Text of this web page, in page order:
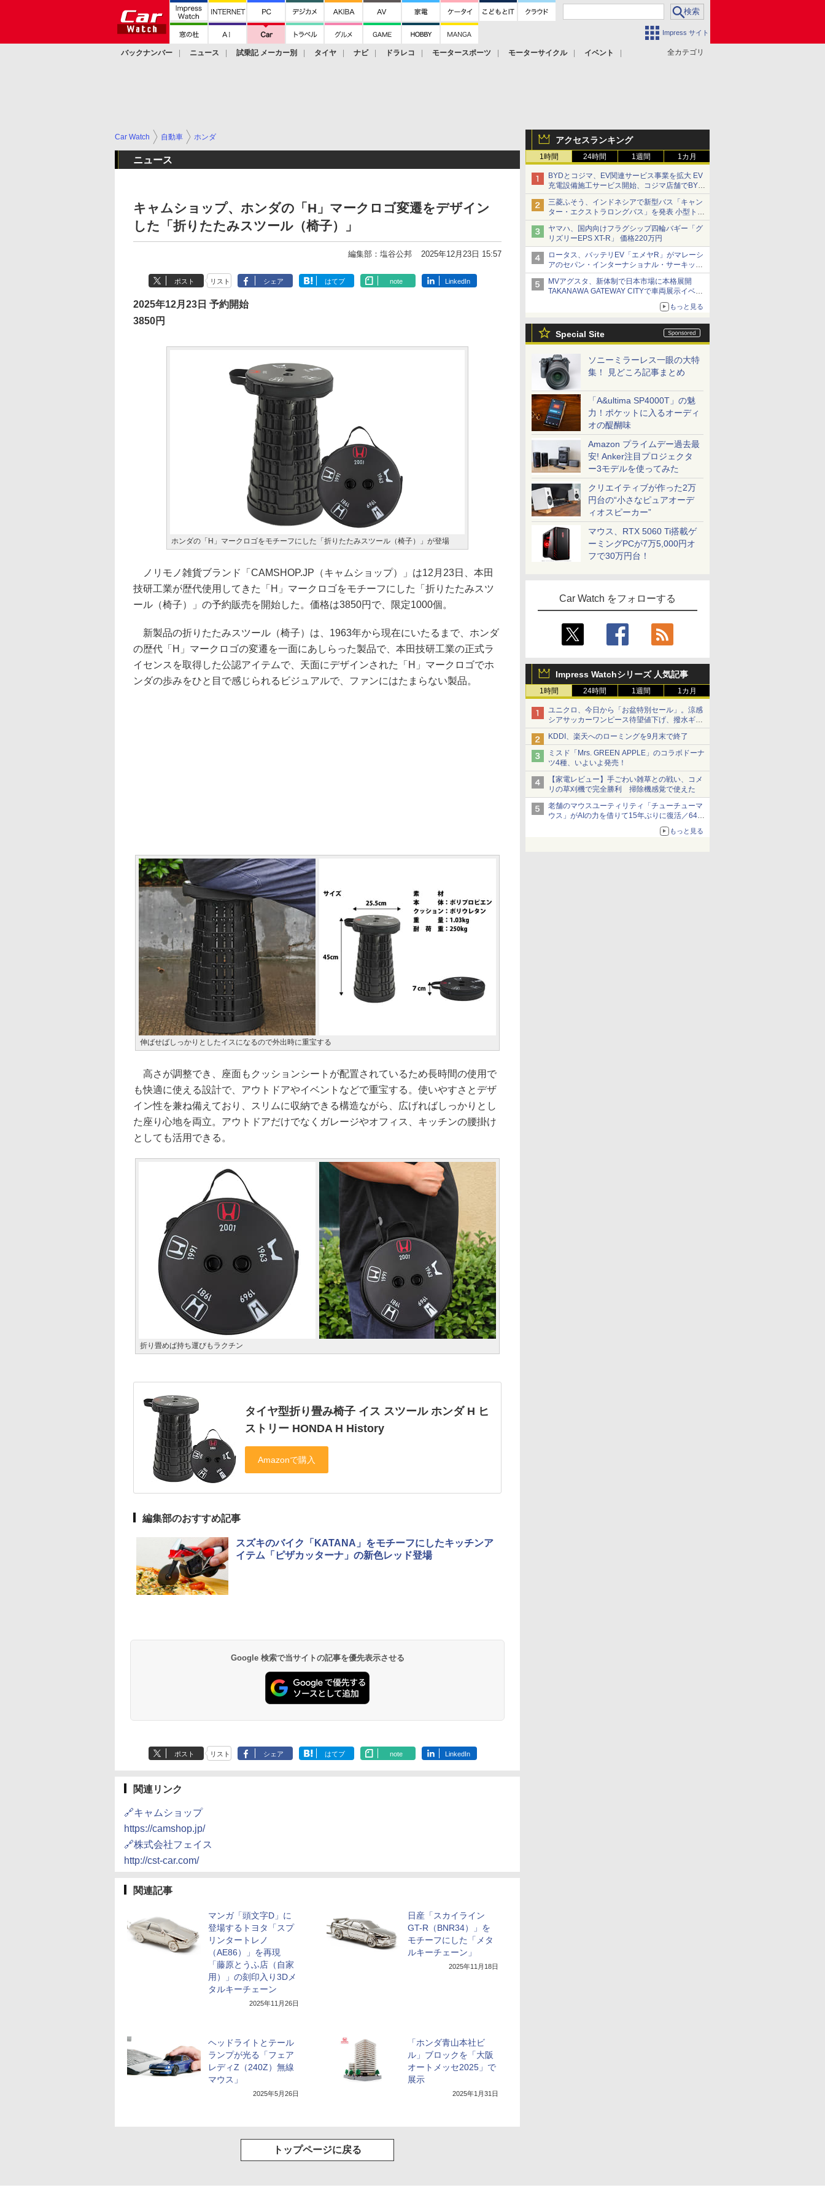
Impress サイト
全カテゴリ
バックナンバー ニュース 試乗記 メーカー別 タイヤ ナビ ドラレコ モータースポーツ モーターサイクル
イベント
アクセスランキング
1時間 24時間 1週間 1カ月
BYDとコジマ、EV関連サービス事業を拡大 EV
充電設備施工サービス開始、コジマ店舗でBYD
車の展示・試乗イベントを強化
三菱ふそう、インドネシアで新型バス「キャン
ター・エクストラロングバス」を発表 小型トラ
ックベースの観光・旅客輸送向けバス
ヤマハ、国内向けフラグシップ四輪バギー「グ
リズリーEPS XT-R」 価格220万円
ロータス、バッテリEV「エメヤR」がマレーシ
アのセパン・インターナショナル・サーキット
のBEV最速タイムを樹立
MVアグスタ、新体制で日本市場に本格展開
TAKANAWA GATEWAY CITYで車両展示イベン
もっと見る
Special Site
ソニーミラーレス一眼の大特
集！ 見どころ記事まとめ
「A&ultima SP4000T」の魅
力！ポケットに入るオーディ
オの醍醐味
Amazon プライムデー過去最
安! Anker注目プロジェクタ
ー3モデルを使ってみた
クリエイティブが作った2万
円台の“小さなピュアオーデ
ィオスピーカー”
マウス、RTX 5060 Ti搭載ゲ
ーミングPCが7万5,000円オ
フで30万円台！
Car Watch をフォローする
Impress Watchシリーズ 人気記事
1時間 24時間 1週間 1カ月
ユニクロ、今日から「お盆特別セール」。涼感
シアサッカーワンピース待望値下げ、撥水ギア
ショーツは1990円に
KDDI、楽天へのローミングを9月末で終了
ミスド「Mrs. GREEN APPLE」のコラボドーナ
ツ4種、いよいよ発売！
【家電レビュー】手ごわい雑草との戦い、コメ
リの草刈機で完全勝利 掃除機感覚で使えた
老舗のマウスユーティリティ「チューチューマ
ウス」がAIの力を借りて15年ぶりに復活／64bit
化、Windows 10/11、「Chrome」も走り回
る。復活記念で2026年末まで500円
もっと見る
Car Watch 自動車 ホンダ
ニュース
キャムショップ、ホンダの「H」マークロゴ変遷をデザイン
した「折りたたみスツール（椅子）」
編集部：塩谷公邦 2025年12月23日 15:57
ポスト リスト シェア はてブ note LinkedIn
2025年12月23日 予約開始
3850円
ホンダの「H」マークロゴをモチーフにした「折りたたみスツール（椅子）」が登場
ノリモノ雑貨ブランド「CAMSHOP.JP（キャムショップ）」は12月23日、本田
技研工業が歴代使用してきた「H」マークロゴをモチーフにした「折りたたみスツ
ール（椅子）」の予約販売を開始した。価格は3850円で、限定1000個。
新製品の折りたたみスツール（椅子）は、1963年から現在にいたるまで、ホンダ
の歴代「H」マークロゴの変遷を一面にあしらった製品で、本田技研工業の正式ラ
イセンスを取得した公認アイテムで、天面にデザインされた「H」マークロゴでホ
ンダの歩みをひと目で感じられるビジュアルで、ファンにはたまらない製品。
伸ばせばしっかりとしたイスになるので外出時に重宝する
高さが調整でき、座面もクッションシートが配置されているため長時間の使用で
も快適に使える設計で、アウトドアやイベントなどで重宝する。使いやすさとデザ
イン性を兼ね備えており、スリムに収納できる構造ながら、広げればしっかりとし
た座り心地を両立。アウトドアだけでなくガレージやオフィス、キッチンの腰掛け
としても活用できる。
折り畳めば持ち運びもラクチン
タイヤ型折り畳み椅子 イス スツール ホンダ H ヒ
ストリー HONDA H History
編集部のおすすめ記事
スズキのバイク「KATANA」をモチーフにしたキッチンア
イテム「ピザカッターナ」の新色レッド登場
Google 検索で当サイトの記事を優先表示させる
ポスト リスト シェア はてブ note LinkedIn
関連リンク
🔗キャムショップ
https://camshop.jp/
🔗株式会社フェイス
http://cst-car.com/
関連記事
マンガ「頭文字D」に
登場するトヨタ「スプ
リンタートレノ
（AE86）」を再現
「藤原とうふ店（自家
用）」の刻印入り3Dメ
タルキーチェーン
2025年11月26日
日産「スカイライン
GT-R（BNR34）」を
モチーフにした「メタ
ルキーチェーン」
2025年11月18日
ヘッドライトとテール
ランプが光る「フェア
レディZ（240Z）無線
マウス」
2025年5月26日
「ホンダ青山本社ビ
ル」ブロックを「大阪
オートメッセ2025」で
展示
2025年1月31日
トップページに戻る